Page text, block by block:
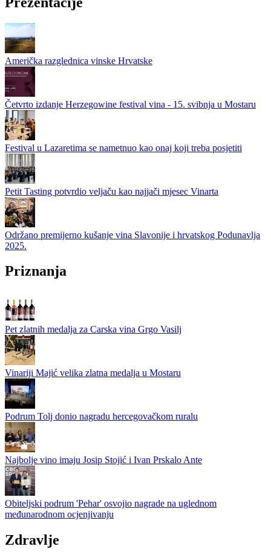
Američka razglednica vinske Hrvatske
Četvrto izdanje Herzegowine festival vina - 15. svibnja u Mostaru
Festival u Lazaretima se nametnuo kao onaj koji treba posjetiti
Petit Tasting potvrdio veljaču kao najjači mjesec Vinarta
Održano premijerno kušanje vina Slavonije i hrvatskog Podunavlja
2025.
Priznanja
Pet zlatnih medalja za Carska vina Grgo Vasilj
Vinariji Majić velika zlatna medalja u Mostaru
Podrum Tolj donio nagradu hercegovačkom ruralu
Najbolje vino imaju Josip Stojić i Ivan Prskalo Ante
Obiteljski podrum 'Pehar' osvojio nagrade na uglednom
međunarodnom ocjenjivanju
Zdravlje